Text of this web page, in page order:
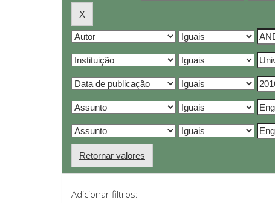
Retornar valores
Adicionar filtros: